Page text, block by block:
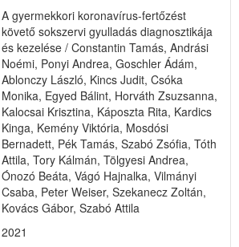
A gyermekkori koronavírus-fertőzést
követő sokszervi gyulladás diagnosztikája
és kezelése / Constantin Tamás, Andrási
Noémi, Ponyi Andrea, Goschler Ádám,
Ablonczy László, Kincs Judit, Csóka
Monika, Egyed Bálint, Horváth Zsuzsanna,
Kalocsai Krisztina, Káposzta Rita, Kardics
Kinga, Kemény Viktória, Mosdósi
Bernadett, Pék Tamás, Szabó Zsófia, Tóth
Attila, Tory Kálmán, Tölgyesi Andrea,
Ónozó Beáta, Vágó Hajnalka, Vilmányi
Csaba, Peter Weiser, Szekanecz Zoltán,
Kovács Gábor, Szabó Attila
2021